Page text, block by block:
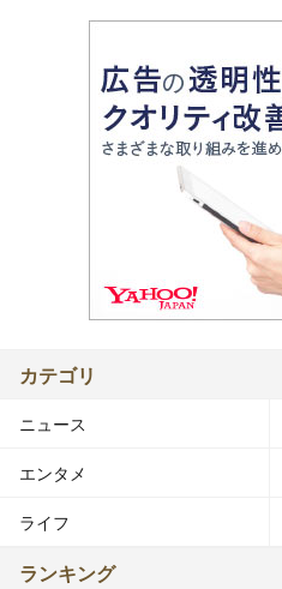
カテゴリ
ニュース
エンタメ
ライフ
ランキング